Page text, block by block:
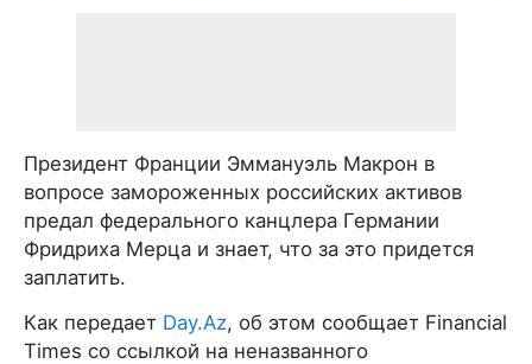
Президент Франции Эммануэль Макрон в
вопросе замороженных российских активов
предал федерального канцлера Германии
Фридриха Мерца и знает, что за это придется
заплатить.
Как передает Day.Az, об этом сообщает Financial
Times со ссылкой на неназванного